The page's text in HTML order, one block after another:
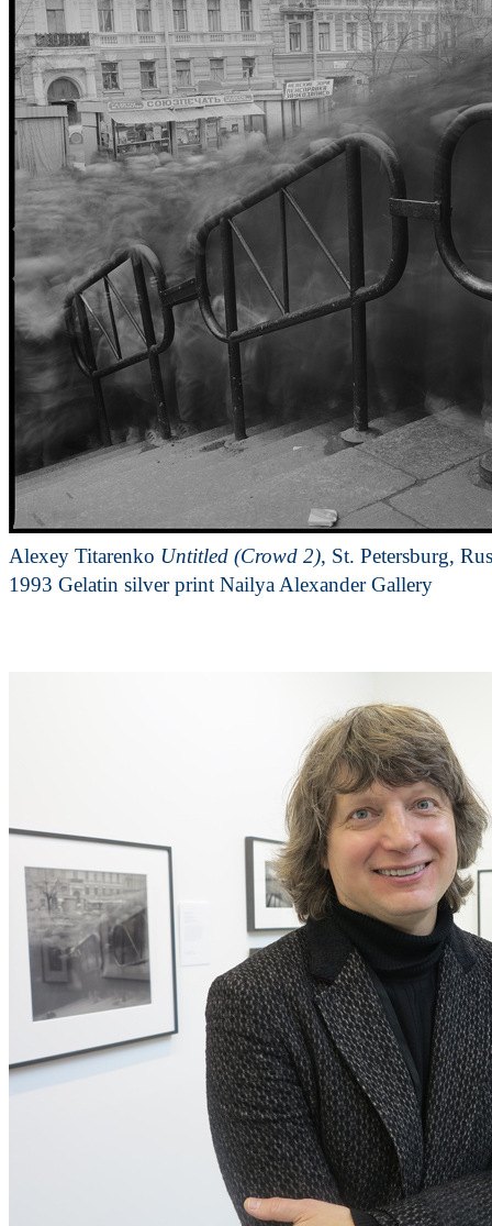
Alexey Titarenko Untitled (Crowd 2), St. Petersburg,
1993 Gelatin silver print Nailya Alexander Gallery